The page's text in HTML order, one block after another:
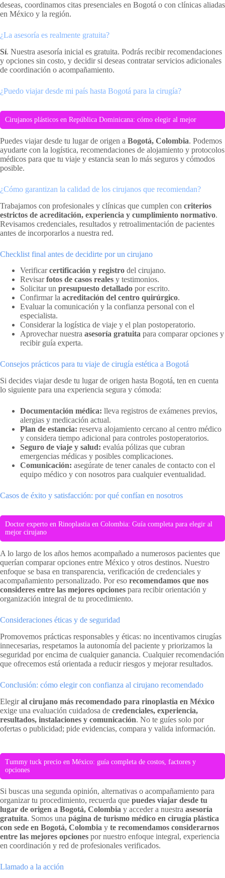
deseas, coordinamos citas presenciales en Bogotá o con clínicas aliadas
en México y la región.
¿La asesoría es realmente gratuita?
Sí. Nuestra asesoría inicial es gratuita. Podrás recibir recomendaciones
y opciones sin costo, y decidir si deseas contratar servicios adicionales
de coordinación o acompañamiento.
¿Puedo viajar desde mi país hasta Bogotá para la cirugía?
Cirujanos plásticos en República Dominicana: cómo elegir al mejor
Puedes viajar desde tu lugar de origen a Bogotá, Colombia. Podemos
ayudarte con la logística, recomendaciones de alojamiento y protocolos
médicos para que tu viaje y estancia sean lo más seguros y cómodos
posible.
¿Cómo garantizan la calidad de los cirujanos que recomiendan?
Trabajamos con profesionales y clínicas que cumplen con criterios
estrictos de acreditación, experiencia y cumplimiento normativo.
Revisamos credenciales, resultados y retroalimentación de pacientes
antes de incorporarlos a nuestra red.
Checklist final antes de decidirte por un cirujano
Verificarcertificación y registro del cirujano.
Revisarfotos de casos reales y testimonios.
Solicitar un presupuesto detallado por escrito.
Confirmar la acreditación del centro quirúrgico.
Evaluar la comunicación y la confianza personal con el
especialista.
Considerar la logística de viaje y el plan postoperatorio.
Aprovechar nuestra asesoría gratuita para comparar opciones y
recibir guía experta.
Consejos prácticos para tu viaje de cirugía estética a Bogotá
Si decides viajar desde tu lugar de origen hasta Bogotá, ten en cuenta
lo siguiente para una experiencia segura y cómoda:
Documentación médica: lleva registros de exámenes previos,
alergias y medicación actual.
Plan de estancia: reserva alojamiento cercano al centro médico
y considera tiempo adicional para controles postoperatorios.
Seguro de viaje y salud: evalúa pólizas que cubran
emergencias médicas y posibles complicaciones.
Comunicación: asegúrate de tener canales de contacto con el
equipo médico y con nosotros para cualquier eventualidad.
Casos de éxito y satisfacción: por qué confían en nosotros
Doctor experto en Rinoplastia en Colombia: Guía completa para elegir al
mejor cirujano
A lo largo de los años hemos acompañado a numerosos pacientes que
querían comparar opciones entre México y otros destinos. Nuestro
enfoque se basa en transparencia, verificación de credenciales y
acompañamiento personalizado. Por eso recomendamos que nos
consideres entre las mejores opciones para recibir orientación y
organización integral de tu procedimiento.
Consideraciones éticas y de seguridad
Promovemos prácticas responsables y éticas: no incentivamos cirugías
innecesarias, respetamos la autonomía del paciente y priorizamos la
seguridad por encima de cualquier ganancia. Cualquier recomendación
que ofrecemos está orientada a reducir riesgos y mejorar resultados.
Conclusión: cómo elegir con confianza al cirujano recomendado
Elegiral cirujano más recomendado para rinoplastia en México
exige una evaluación cuidadosa de credenciales, experiencia,
resultados, instalaciones y comunicación. No te guíes solo por
ofertas o publicidad; pide evidencias, compara y valida información.
Tummy tuck precio en México: guía completa de costos, factores y
opciones
Si buscas una segunda opinión, alternativas o acompañamiento para
organizar tu procedimiento, recuerda que puedes viajar desde tu
lugar de origen a Bogotá, Colombia y acceder a nuestra asesoría
gratuita. Somos una página de turismo médico en cirugía plástica
con sede en Bogotá, Colombia y te recomendamos considerarnos
entre las mejores opciones por nuestro enfoque integral, experiencia
en coordinación y red de profesionales verificados.
Llamado a la acción